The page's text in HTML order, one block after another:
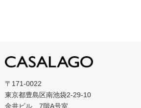
〒171-0022
東京都豊島区南池袋2-29-10
金井ビル 7階A号室